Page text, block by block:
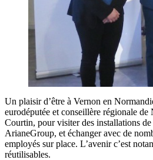
Un plaisir d’être à Vernon en
eurodéputée et conseillère régionale
Courtin, pour visiter des installations de
ArianeGroup, et échanger avec de
employés sur place. L’avenir c’est
réutilisables.